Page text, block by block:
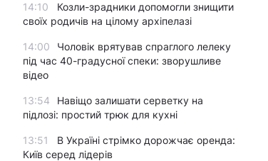
14:10
Козли-зрадники допомогли знищити
своїх родичів на цілому архіпелазі
14:00
Чоловік врятував спраглого лелеку
під час 40-градусної спеки: зворушливе
відео
13:54
Навіщо залишати серветку на
підлозі: простий трюк для кухні
13:51
В Україні стрімко дорожчає оренда:
Київ серед лідерів